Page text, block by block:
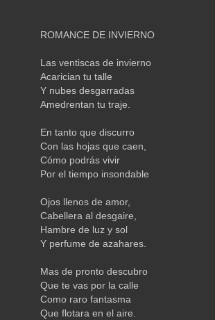
ROMANCE DE INVIERNO
Las ventiscas de invierno
Acarician tu talle
Y nubes desgarradas
Amedrentan tu traje.
En tanto que discurro
Con las hojas que caen,
Cómo podrás vivir
Por el tiempo insondable
Ojos llenos de amor,
Cabellera al desgaire,
Hambre de luz y sol
Y perfume de azahares.
Mas de pronto descubro
Que te vas por la calle
Como raro fantasma
Que flotara en el aire.